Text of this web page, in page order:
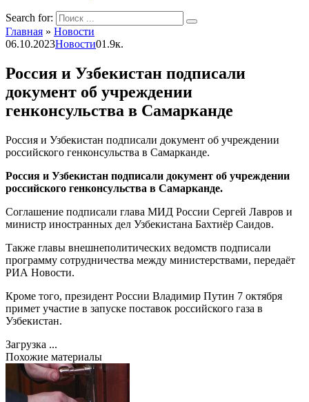
Search for:
Главная » Новости
06.10.2023Новости01.9к.
Россия и Узбекистан подписали
документ об учреждении
генконсульства в Самарканде
Россия и Узбекистан подписали документ об учреждении
российского генконсульства в Самарканде.
Россия и Узбекистан подписали документ об учреждении
российского генконсульства в Самарканде.
Соглашение подписали глава МИД России Сергей Лавров и
министр иностранных дел Узбекистана Бахтиёр Саидов.
Также главы внешнеполитических ведомств подписали
программу сотрудничества между министерствами, передаёт
РИА Новости.
Кроме того, президент России Владимир Путин 7 октября
примет участие в запуске поставок российского газа в
Узбекистан.
Загрузка ...
Похожие материалы